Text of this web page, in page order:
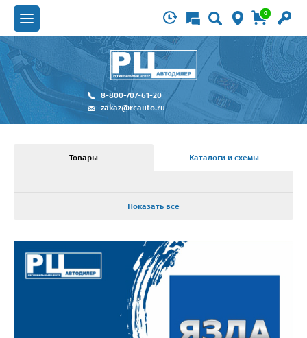
0
8-800-707-61-20
zakaz@rcauto.ru
Товары Каталоги и схемы
Показать все